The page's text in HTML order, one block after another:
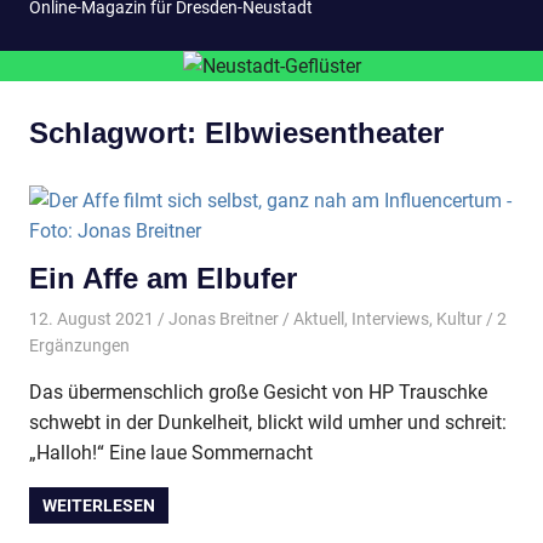
Online-Magazin für Dresden-Neustadt
Schlagwort: Elbwiesentheater
Ein Affe am Elbufer
12. August 2021 Jonas Breitner Aktuell , Interviews, Kultur/ 2
Ergänzungen
Das übermenschlich große Gesicht von HP Trauschke
schwebt in der Dunkelheit, blickt wild umher und schreit:
„Halloh!“ Eine laue Sommernacht
WEITERLESEN